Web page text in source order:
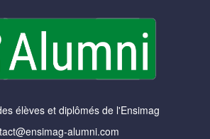
élèves et diplômés de l'Ensimag
alumni.com